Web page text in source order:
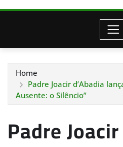
Home
Padre Joacir d’Abadia
Ausente: o Silêncio”
Padre